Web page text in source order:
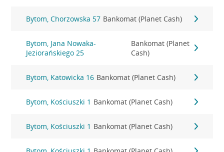
Bytom, Chorzowska 57 Bankomat (Planet Cash)
Bytom, Jana Nowaka-
Jeziorańskiego 25
Bankomat (Planet
Cash)
Bytom, Katowicka 16 Bankomat (Planet Cash)
Bytom, Kościuszki 1 Bankomat (Planet Cash)
Bytom, Kościuszki 1 Bankomat (Planet Cash)